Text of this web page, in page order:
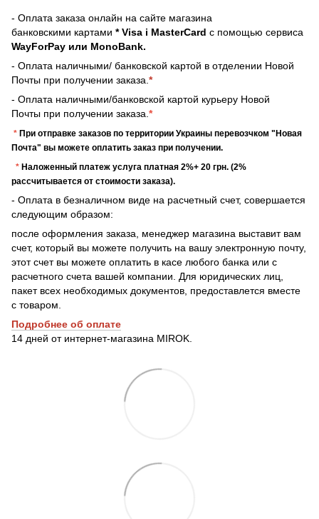
- Оплата заказа онлайн на сайте магазина
банковскими картами * Visa і MasterCard с помощью сервиса
WayForPay или MonoBank.
- Оплата наличными/ банковской картой в отделении Новой
Почты при получении заказа. *
- Оплата наличными/банковской картой курьеру Новой
Почты при получении заказа. *
* При отправке заказов по территории Украины перевозчком "Новая
Почта" вы можете оплатить заказ при получении.
* Наложенный платеж услуга платная 2%+ 20 грн. (2%
рассчитывается от стоимости заказа).
- Оплата в безналичном виде на расчетный счет, совершается
следующим образом:
после оформления заказа, менеджер магазина выставит вам
счет, который вы можете получить на вашу электронную почту,
этот счет вы можете оплатить в касе любого банка или с
расчетного счета вашей компании. Для юридических лиц,
пакет всех необходимых документов, предоставлется вместе
с товаром.
Подробнее об оплате
14 дней от интернет-магазина MIROK.